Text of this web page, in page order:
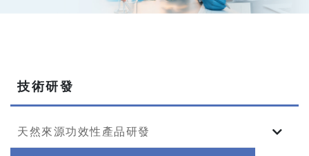
技術研發
天然來源功效性產品研發